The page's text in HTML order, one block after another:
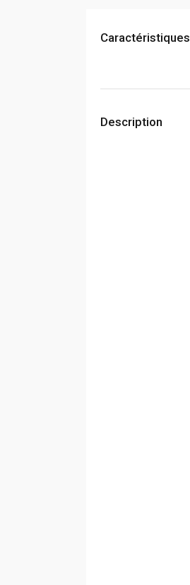
Caractéristiques
Description